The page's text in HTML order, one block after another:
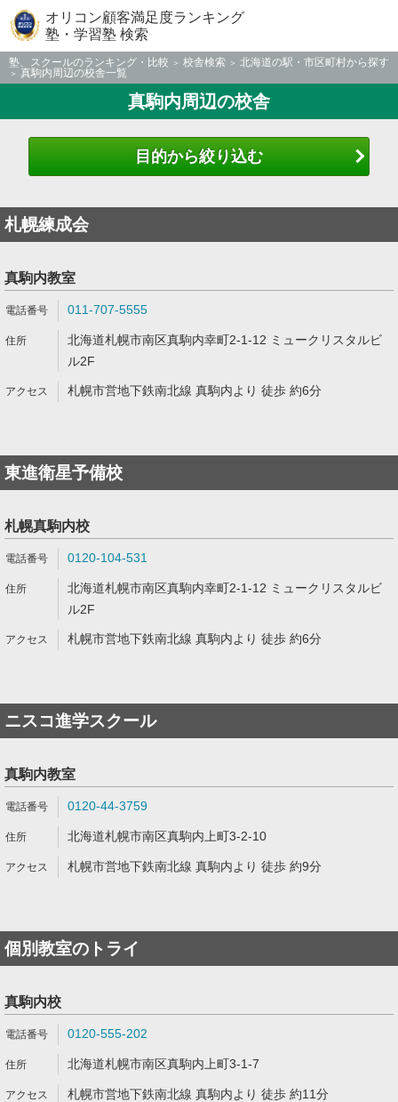
オリコン顧客満足度ランキング
塾・学習塾 検索
塾、スクールのランキング・比較 校舎検索
北海道の駅・市区町村から探す
真駒内周辺の校舎一覧
真駒内周辺の校舎
目的から絞り込む
札幌練成会
真駒内教室
011-707-5555
北海道札幌市南区真駒内幸町2-1-12 ミュークリスタルビ
ル2F
札幌市営地下鉄南北線 真駒内より 徒歩 約6分
東進衛星予備校
札幌真駒内校
0120-104-531
北海道札幌市南区真駒内幸町2-1-12 ミュークリスタルビ
ル2F
札幌市営地下鉄南北線 真駒内より 徒歩 約6分
ニスコ進学スクール
真駒内教室
0120-44-3759
北海道札幌市南区真駒内上町3-2-10
札幌市営地下鉄南北線 真駒内より 徒歩 約9分
個別教室のトライ
真駒内校
0120-555-202
北海道札幌市南区真駒内上町3-1-7
札幌市営地下鉄南北線 真駒内より 徒歩 約11分